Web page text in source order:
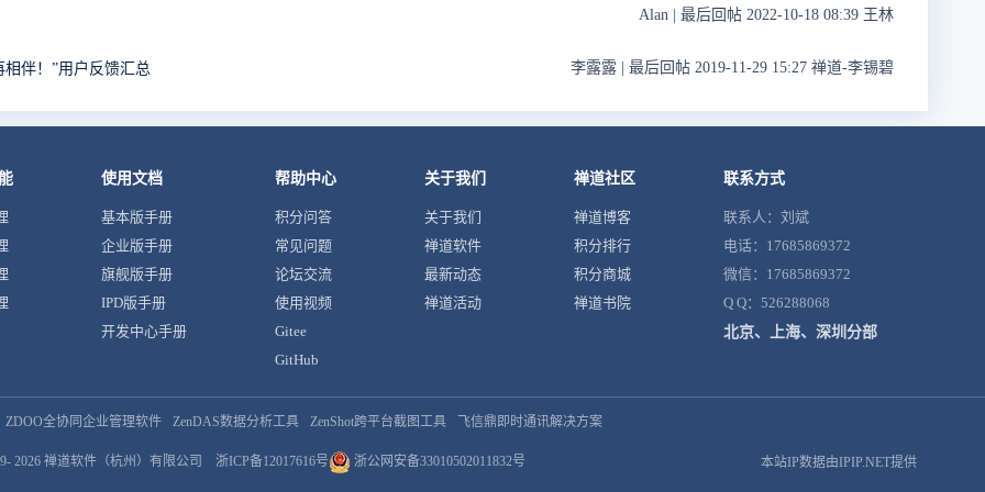
Alan 最后回帖 2022-10-18 08:39 王林
相伴！”用户反馈汇总 李露露 最后回帖 2019-11-29 15:27 禅道-李锡碧
使用文档
基本版手册
企业版手册
旗舰版手册
IPD版手册
开发中心手册
帮助中心
积分问答
常见问题
论坛交流
使用视频
Gitee
GitHub
关于我们
关于我们
禅道软件
最新动态
禅道活动
禅道社区
禅道博客
积分排行
积分商城
禅道书院
联系方式
联系人：刘斌
电话：17685869372
微信：17685869372
Q Q：526288068
北京、上海、深圳分部
ZDOO全协同企业管理软件 ZenDAS数据分析工具 ZenShot跨平台截图工具 飞信鼎即时通讯解决方案
2026 禅道软件（杭州）有限公司 浙ICP备12017616号 浙公网安备33010502011832号 本站IP数据由IPIP.NET提供